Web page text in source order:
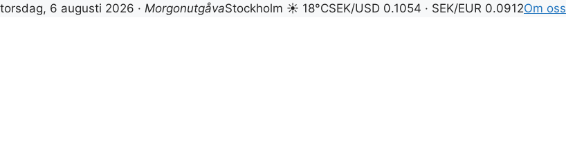
torsdag, 6 augusti 2026 · MorgonutgåvaStockholm ☀ 18°CSEK/USD 0.1054 · SEK/EUR 0.0912Om oss